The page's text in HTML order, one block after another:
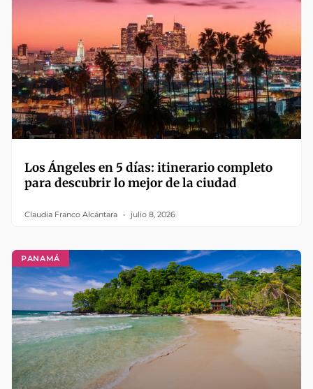
Los Ángeles en 5 días: itinerario completo
para descubrir lo mejor de la ciudad
Claudia Franco Alcántara julio 8, 2026
PANAMÁ